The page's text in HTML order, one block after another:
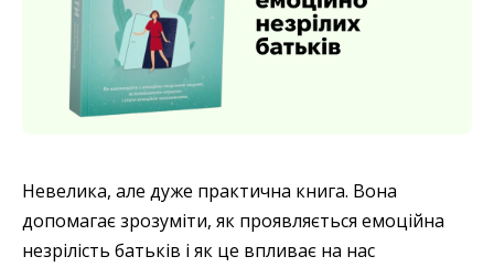
Невелика, але дуже практична книга. Вона
допомагає зрозуміти, як проявляється емоційна
незрілість батьків і як це впливає на нас